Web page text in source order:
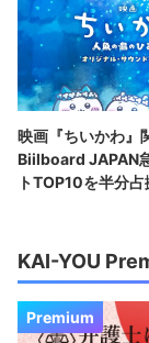
映画『ちいかわ』
Biilboard JAPAN
トTOP10を半分占
KAI-YOU
Premium